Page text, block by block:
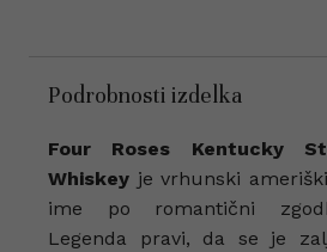
Podrobnosti izdelka
Four Roses Kentucky
Whiskeyje vrhunski
ime po romantični
Legenda pravi, da se je